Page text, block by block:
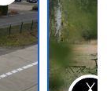
a tus